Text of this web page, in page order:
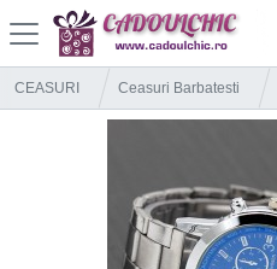
CEASURI Ceasuri Barbatesti